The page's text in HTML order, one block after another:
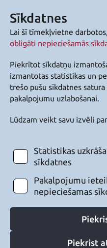
Sīkdatnes
Lai šī tīmekļvietne
obligāti nepieciešamās
Piekrītot sīkdatņu
izmantotas statistikas un
trešo pušu sīkdatnes
pakalpojumu uzlabošanai.
Lūdzam veikt savu izvēli
Statistikas
sīkdatnes
Pakalpojumu
nepieciešamas
Piekrist